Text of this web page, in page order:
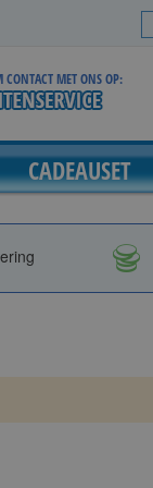
CONTACT MET ONS OP:
CADEAUSET